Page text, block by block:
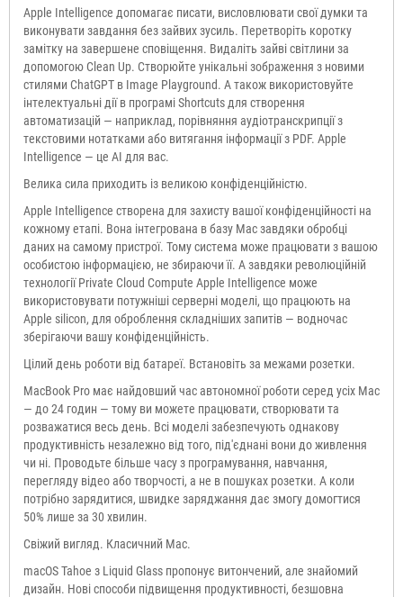
Apple Intelligence допомагає писати, висловлювати свої думки та
виконувати завдання без зайвих зусиль. Перетворіть коротку
замітку на завершене сповіщення. Видаліть зайві світлини за
допомогою Clean Up. Створюйте унікальні зображення з новими
стилями ChatGPT в Image Playground. А також використовуйте
інтелектуальні дії в програмі Shortcuts для створення
автоматизацій — наприклад, порівняння аудіотранскрипції з
текстовими нотатками або витягання інформації з PDF. Apple
Intelligence — це AI для вас.
Велика сила приходить із великою конфіденційністю.
Apple Intelligence створена для захисту вашої конфіденційності на
кожному етапі. Вона інтегрована в базу Mac завдяки обробці
даних на самому пристрої. Тому система може працювати з вашою
особистою інформацією, не збираючи її. А завдяки революційній
технології Private Cloud Compute Apple Intelligence може
використовувати потужніші серверні моделі, що працюють на
Apple silicon, для оброблення складніших запитів — водночас
зберігаючи вашу конфіденційність.
Цілий день роботи від батареї. Встановіть за межами розетки.
MacBook Pro має найдовший час автономної роботи серед усіх Mac
— до 24 годин — тому ви можете працювати, створювати та
розважатися весь день. Всі моделі забезпечують однакову
продуктивність незалежно від того, під'єднані вони до живлення
чи ні. Проводьте більше часу з програмування, навчання,
перегляду відео або творчості, а не в пошуках розетки. А коли
потрібно зарядитися, швидке заряджання дає змогу домогтися
50% лише за 30 хвилин.
Свіжий вигляд. Класичний Mac.
macOS Tahoe з Liquid Glass пропонує витончений, але знайомий
дизайн. Нові способи підвищення продуктивності, безшовна